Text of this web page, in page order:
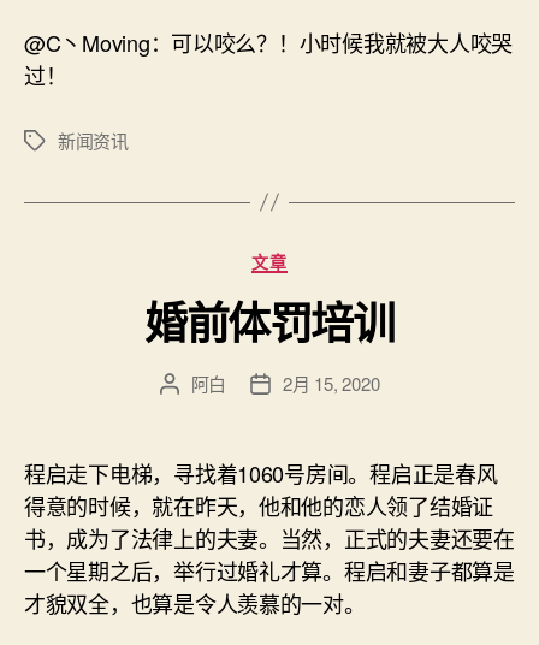
@C丶Moving：可以咬么？！小时候我就被大人咬哭
过！
标
新闻资讯
分
类
文章
婚前体罚培训
文
者
阿白
发
期
2月 15, 2020
程启走下电梯，寻找着1060号房间。程启正是春风
得意的时候，就在昨天，他和他的恋人领了结婚证
书，成为了法律上的夫妻。当然，正式的夫妻还要在
一个星期之后，举行过婚礼才算。程启和妻子都算是
才貌双全，也算是令人羡慕的一对。